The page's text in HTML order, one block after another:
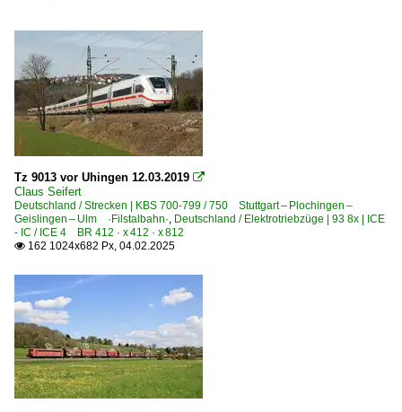
Tz 9013 vor Uhingen 12.03.2019 
Claus Seifert
Deutschland / Strecken | KBS 700-799 / 750 Stuttgart – Plochingen –
Geislingen – Ulm ·Filstalbahn·, Deutschland / Elektrotriebzüge | 93 8x | ICE
- IC / ICE 4 BR 412 · x 412 · x 812
 162 1024x682 Px, 04.02.2025